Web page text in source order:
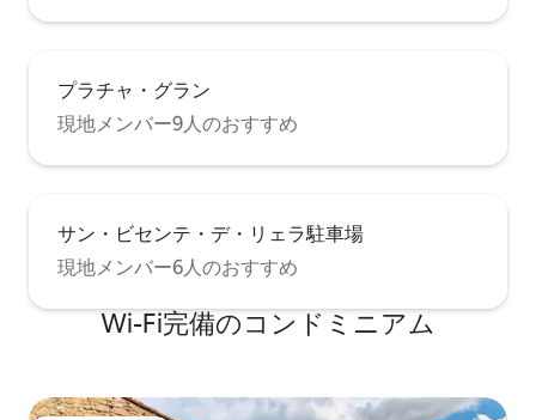
プラチャ・グラン
現地メンバー9人のおすすめ
サン・ビセンテ・デ・リェラ駐車場
現地メンバー6人のおすすめ
Wi-Fi完備のコンドミニアム